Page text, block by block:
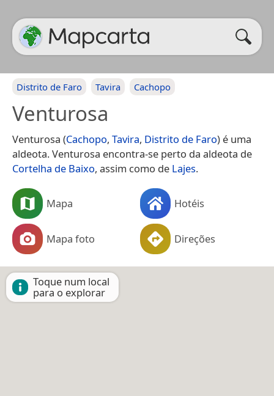
Distrito de Faro Tavira Cachopo
Venturosa
Venturosa (Cachopo, Tavira, Distrito de Faro) é uma
aldeota. Venturosa encontra-se perto da aldeota de
Cortelha de Baixo, assim como de Lajes.
Mapa Hotéis
Mapa foto Direções
Toque num local
para o explorar